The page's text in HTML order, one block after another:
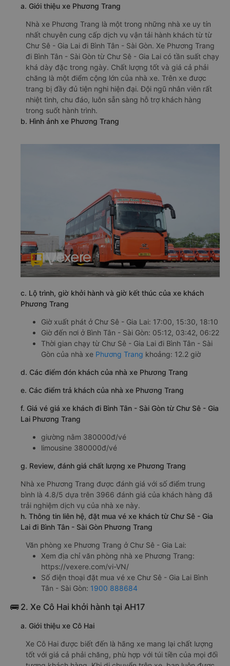
a. Giới thiệu xe Phương Trang
Nhà xe Phương Trang là một trong những nhà xe uy tín
nhất chuyên cung cấp dịch vụ vận tải hành khách từ từ
Chư Sê - Gia Lai đi Bình Tân - Sài Gòn. Xe Phương Trang
đi Bình Tân - Sài Gòn từ Chư Sê - Gia Lai có tần suất chạy
khá dày đặc trong ngày. Chất lượng tốt và giá cả phải
chăng là một điểm cộng lớn của nhà xe. Trên xe được
trang bị đầy đủ tiện nghi hiện đại. Đội ngũ nhân viên rất
nhiệt tình, chu đáo, luôn sẵn sàng hỗ trợ khách hàng
trong suốt hành trình.
b. Hình ảnh xe Phương Trang
c. Lộ trình, giờ khởi hành và giờ kết thúc của xe khách
Phương Trang
Giờ xuất phát ở Chư Sê - Gia Lai: 17:00, 15:30, 18:10
Giờ đến nơi ở Bình Tân - Sài Gòn: 05:12, 03:42, 06:22
Thời gian chạy từ Chư Sê - Gia Lai đi Bình Tân - Sài
Gòn của nhà xe Phương Trang khoảng: 12.2 giờ
d. Các điểm đón khách của nhà xe Phương Trang
e. Các điểm trả khách của nhà xe Phương Trang
f. Giá vé giá xe khách đi Bình Tân - Sài Gòn từ Chư Sê - Gia
Lai Phương Trang
giường nằm 380000đ/vé
limousine 380000đ/vé
g. Review, đánh giá chất lượng xe Phương Trang
Nhà xe Phương Trang được đánh giá với số điểm trung
bình là 4.8/5 dựa trên 3966 đánh giá của khách hàng đã
trải nghiệm dịch vụ của nhà xe này.
h. Thông tin liên hệ, đặt mua vé xe khách từ Chư Sê - Gia
Lai đi Bình Tân - Sài Gòn Phương Trang
Văn phòng xe Phương Trang ở Chư Sê - Gia Lai:
Xem địa chỉ văn phòng nhà xe Phương Trang:
https://vexere.com/vi-VN/
Số điện thoại đặt mua vé xe Chư Sê - Gia Lai Bình
Tân - Sài Gòn: 1900 888684
🚌 2. Xe Cô Hai khởi hành tại AH17
a. Giới thiệu xe Cô Hai
Xe Cô Hai được biết đến là hãng xe mang lại chất lượng
tốt với giá cả phải chăng, phù hợp với túi tiền của mọi đối